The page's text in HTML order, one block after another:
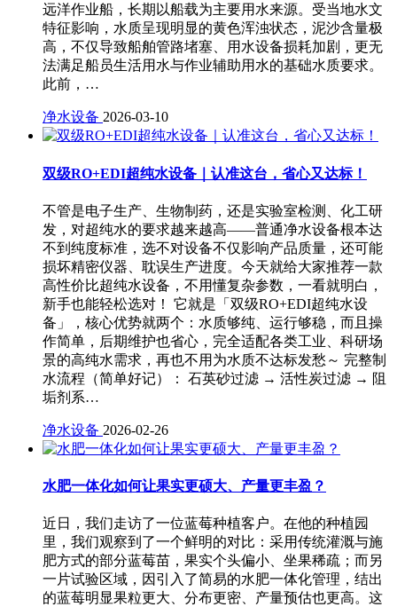
远洋作业船，长期以船载为主要用水来源。受当地水文
特征影响，水质呈现明显的黄色浑浊状态，泥沙含量极
高，不仅导致船舶管路堵塞、用水设备损耗加剧，更无
法满足船员生活用水与作业辅助用水的基础水质要求。
此前，…
净水设备 2026-03-10
双级RO+EDI超纯水设备｜认准这台，省心又达标！
不管是电子生产、生物制药，还是实验室检测、化工研
发，对超纯水的要求越来越高——普通净水设备根本达
不到纯度标准，选不对设备不仅影响产品质量，还可能
损坏精密仪器、耽误生产进度。今天就给大家推荐一款
高性价比超纯水设备，不用懂复杂参数，一看就明白，
新手也能轻松选对！ 它就是「双级RO+EDI超纯水设
备」，核心优势就两个：水质够纯、运行够稳，而且操
作简单，后期维护也省心，完全适配各类工业、科研场
景的高纯水需求，再也不用为水质不达标发愁～ 完整制
水流程（简单好记）： 石英砂过滤 → 活性炭过滤 → 阻
垢剂系…
净水设备 2026-02-26
水肥一体化如何让果实更硕大、产量更丰盈？
近日，我们走访了一位蓝莓种植客户。在他的种植园
里，我们观察到了一个鲜明的对比：采用传统灌溉与施
肥方式的部分蓝莓苗，果实个头偏小、坐果稀疏；而另
一片试验区域，因引入了简易的水肥一体化管理，结出
的蓝莓明显果粒更大、分布更密、产量预估也更高。这